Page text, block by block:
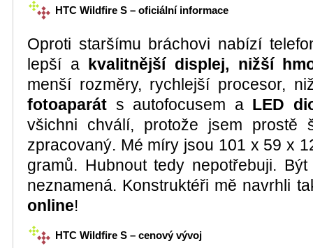
HTC Wildfire S – oficiální informace
Oproti staršímu bráchovi nabízí
lepší a kvalitnější displej, nižší
menší rozměry, rychlejší procesor,
fotoaparát s autofocusem aLED
všichni chválí, protože jsem prostě
zpracovaný. Mé míry jsou 101 x 59 x
gramů. Hubnout tedy nepotřebuji.
neznamená. Konstruktéři mě navrhli
online!
HTC Wildfire S – cenový vývoj